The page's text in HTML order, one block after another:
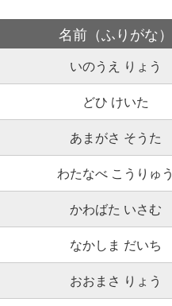
名前（ふりがな）
いのうえ りょう
どひ けいた
あまがさ そうた
わたなべ こうりゅう
かわばた いさむ
なかしま だいち
おおまさ りょう